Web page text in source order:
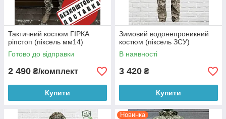
Тактичний костюм ГІРКА
ріпстоп (піксель мм14)
Готово до відправки
2 490 ₴/комплект
Купити
Зимовий водонепроникний
костюм (піксель ЗСУ)
В наявності
3 420 ₴
Купити
Новинка